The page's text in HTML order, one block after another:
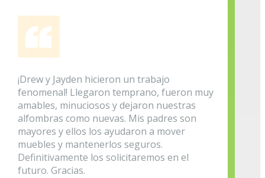
¡Drew y Jayden hicieron un trabajo
fenomenal! Llegaron temprano, fueron muy
amables, minuciosos y dejaron nuestras
alfombras como nuevas. Mis padres son
mayores y ellos los ayudaron a mover
muebles y mantenerlos seguros.
Definitivamente los solicitaremos en el
futuro. Gracias.